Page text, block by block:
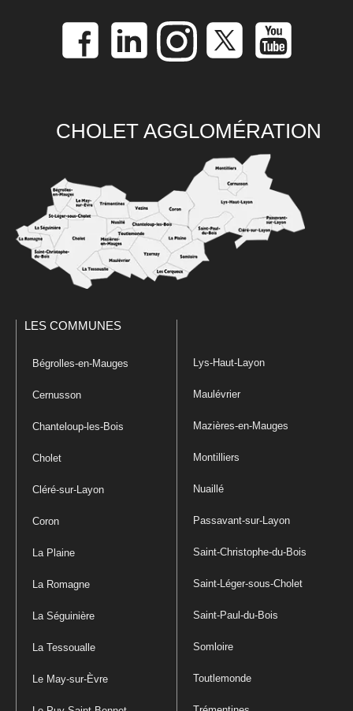
CHOLET AGGLOMÉRATION
LES COMMUNES
Bégrolles-en-Mauges
Cernusson
Chanteloup-les-Bois
Cholet
Cléré-sur-Layon
Coron
La Plaine
La Romagne
La Séguinière
La Tessoualle
Le May-sur-Èvre
Lys-Haut-Layon
Maulévrier
Mazières-en-Mauges
Montilliers
Nuaillé
Passavant-sur-Layon
Saint-Christophe-du-Bois
Saint-Léger-sous-Cholet
Saint-Paul-du-Bois
Somloire
Toutlemonde